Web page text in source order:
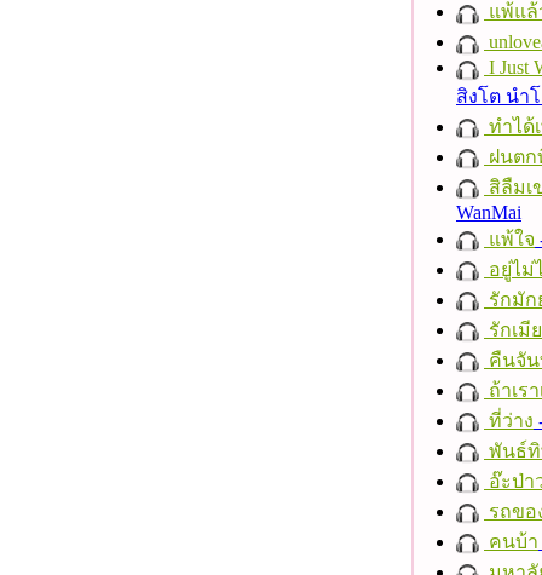
แพ้แล้
I Just
สิงโต นำ
ทำได้
ฝนตก
สิลืมเ
WanMai
แพ้ใจ
อยู่ไม่
รักมัก
รักเมี
คืนจั
ถ้าเร
ที่ว่าง
พันธ์
อ๊ะป่า
รถขอ
คนบ้า